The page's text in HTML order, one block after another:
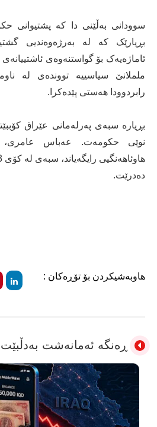
سوودانی بەڵێنی دا کە پشتیوانی
بڕیارێک کە لە بەرژەوەندیی
ئاماژەیەک بۆ گواستنەوەی
ململانێ سیاسییە تووندەی لە
رابردوودا هەستی پێدەکرا.
بڕیارە سبەی پەرلەمانی عێراق
نوێی حکومەت. عەباس عامری،
دەدرێت.
هاوبەشیکردن بۆ تۆڕەکان :
ڕەنگە ئەمانەشت بەدڵبێت